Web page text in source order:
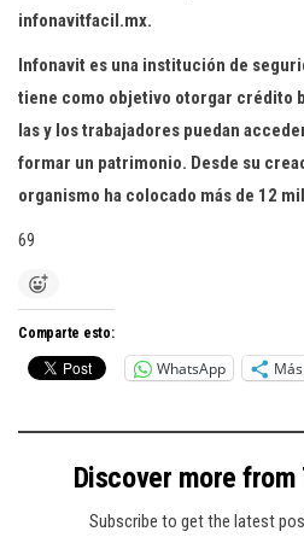
infonavitfacil.mx.
Infonavit es una institución de
tiene como objetivo otorgar crédito
las y los trabajadores puedan
formar un patrimonio. Desde su
organismo ha colocado más de 12
69
Comparte esto:
WhatsApp Más
Discover more from
Subscribe to get the latest